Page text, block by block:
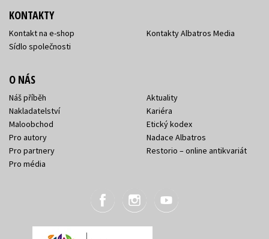
KONTAKTY
Kontakt na e-shop
Sídlo společnosti
Kontakty Albatros Media
O NÁS
Náš příběh
Nakladatelství
Maloobchod
Pro autory
Pro partnery
Pro média
Aktuality
Kariéra
Etický kodex
Nadace Albatros
Restorio – online antikvariát